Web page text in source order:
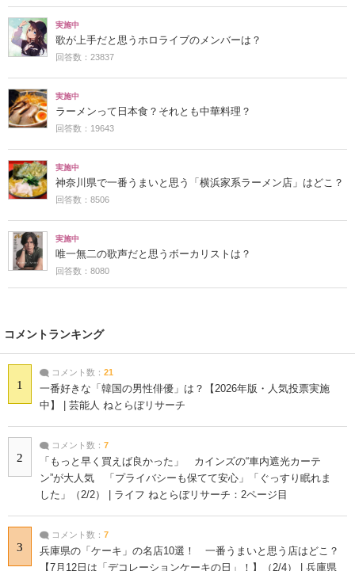
実施中
歌が上手だと思うホロライブのメンバーは？
回答数：23837
実施中
ラーメンって日本食？それとも中華料理？
回答数：19643
実施中
神奈川県で一番うまいと思う「横浜家系ラーメン店」はどこ？
回答数：8506
実施中
唯一無二の歌声だと思うボーカリストは？
回答数：8080
コメントランキング
1
コメント数： 21
一番好きな「韓国の男性俳優」は？【2026年版・人気投票実施
中】 | 芸能人 ねとらぼリサーチ
2
コメント数： 7
「もっと早く買えば良かった」 カインズの“車内遮光カーテ
ン”が大人気 「プライバシーも保てて安心」「ぐっすり眠れま
した」（2/2） | ライフ ねとらぼリサーチ：2ページ目
3
コメント数： 7
兵庫県の「ケーキ」の名店10選！ 一番うまいと思う店はどこ？
【7月12日は「デコレーションケーキの日」！】（2/4） | 兵庫県